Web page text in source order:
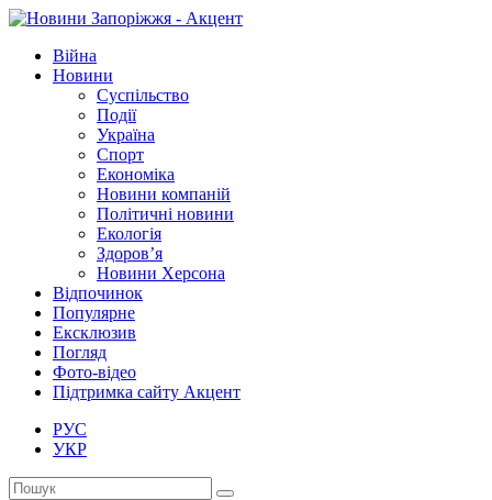
Війна
Новини
Суспільство
Події
Україна
Спорт
Економіка
Новини компаній
Політичні новини
Екологія
Здоров’я
Новини Херсона
Відпочинок
Популярне
Ексклюзив
Погляд
Фото-відео
Підтримка сайту Акцент
РУС
УКР